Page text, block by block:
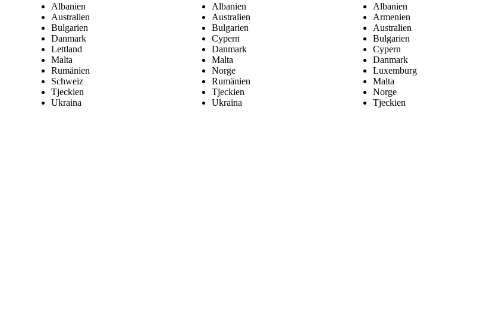
Albanien
Australien
Bulgarien
Danmark
Lettland
Malta
Rumänien
Schweiz
Tjeckien
Ukraina
Albanien
Australien
Bulgarien
Cypern
Danmark
Malta
Norge
Rumänien
Tjeckien
Ukraina
Albanien
Armenien
Australien
Bulgarien
Cypern
Danmark
Luxemburg
Malta
Norge
Tjeckien